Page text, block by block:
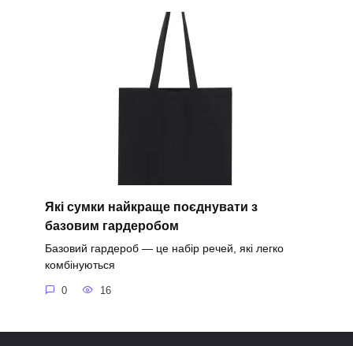
Які сумки найкраще поєднувати з
базовим гардеробом
Базовий гардероб — це набір речей, які легко
комбінуються
0 16